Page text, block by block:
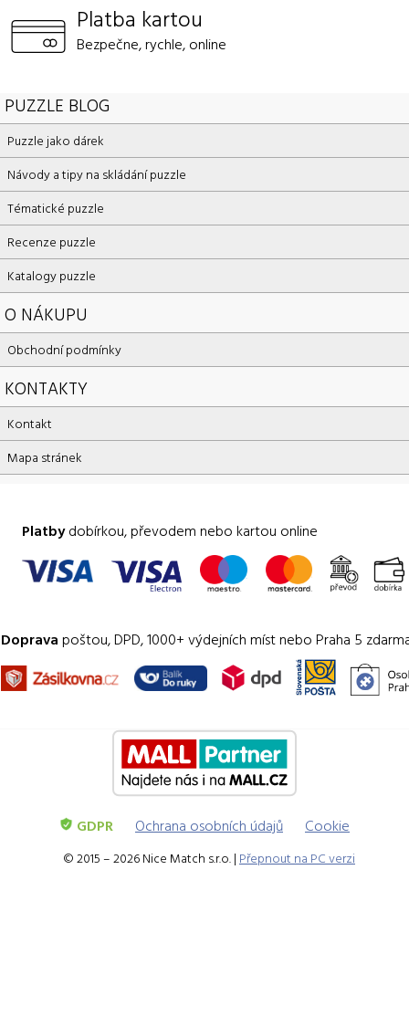
Platba kartou
Bezpečne, rychle, online
PUZZLE BLOG
Puzzle jako dárek
Návody a tipy na skládání puzzle
Tématické puzzle
Recenze puzzle
Katalogy puzzle
O NÁKUPU
Obchodní podmínky
KONTAKTY
Kontakt
Mapa stránek
Platbydobírkou, převodem nebo kartou online
Doprava poštou, DPD, 1000+ výdejních míst nebo Praha 5
GDPR Ochrana osobních údajů Cookie
© 2015 – 2026 Nice Match s.r.o. | Přepnout na PC verzi